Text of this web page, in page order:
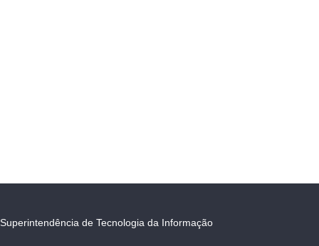
Superintendência de Tecnologia da Informação